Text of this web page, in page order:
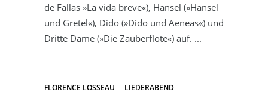
de Fallas »La vida breve«), Hänsel (»Hänsel
und Gretel«), Dido (»Dido und Aeneas«) und
Dritte Dame (»Die Zauberflöte«) auf.
FLORENCE LOSSEAU
LIEDERABEND